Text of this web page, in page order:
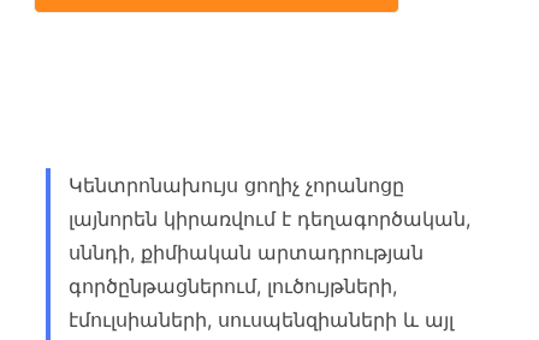
Կենտրոնախույս ցողիչ չորանոցը
լայնորեն կիրառվում է դեղագործական,
սննդի, քիմիական արտադրության
գործընթացներում, լուծույթների,
էմուլսիաների, սուսպենզիաների և այլ